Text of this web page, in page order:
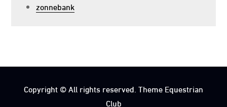
zonnebank
Copyright © All rights reserved. Theme Equestrian
Club